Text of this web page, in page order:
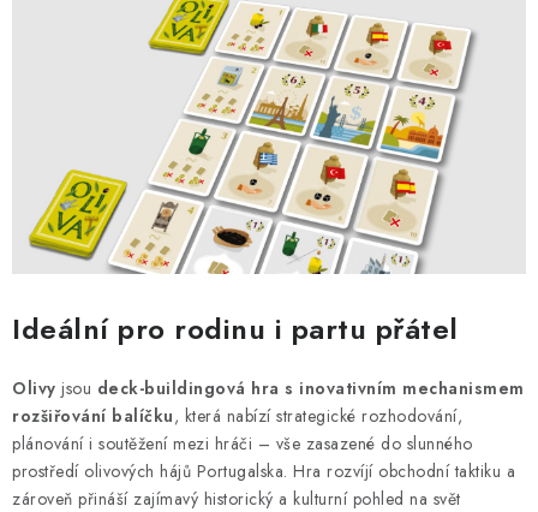
Ideální pro rodinu i partu přátel
Olivy jsou deck-buildingová hra s inovativním mechanismem
rozšiřování balíčku, která nabízí strategické rozhodování,
plánování i soutěžení mezi hráči – vše zasazené do slunného
prostředí olivových hájů Portugalska. Hra rozvíjí obchodní taktiku a
zároveň přináší zajímavý historický a kulturní pohled na svět